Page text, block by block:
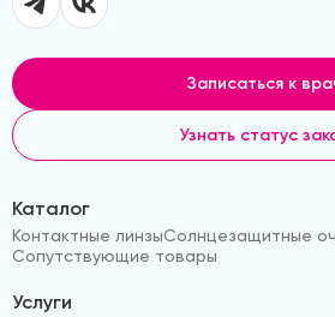
Записаться к
Узнать статус
Каталог
Контактные линзыСолнцезащитные
Сопутствующие товары
Услуги